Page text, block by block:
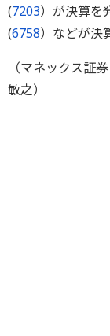
(7203）が決算を
(6758）などが決
（マネックス証
敏之）